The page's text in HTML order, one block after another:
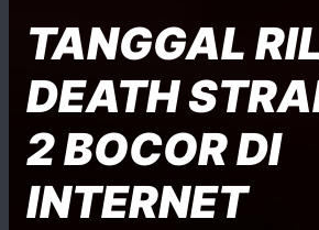
TANGGAL
DEATH
2 BOCOR DI
INTERNET